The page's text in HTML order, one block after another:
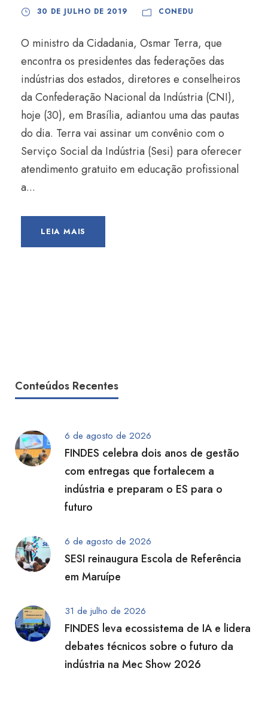
30 DE JULHO DE 2019 CONEDU
O ministro da Cidadania, Osmar Terra, que
encontra os presidentes das federações das
indústrias dos estados, diretores e conselheiros
da Confederação Nacional da Indústria (CNI),
hoje (30), em Brasília, adiantou uma das pautas
do dia. Terra vai assinar um convênio com o
Serviço Social da Indústria (Sesi) para oferecer
atendimento gratuito em educação profissional
a...
LEIA MAIS
Conteúdos Recentes
6 de agosto de 2026
FINDES celebra dois anos de gestão
com entregas que fortalecem a
indústria e preparam o ES para o
futuro
6 de agosto de 2026
SESI reinaugura Escola de Referência
em Maruípe
31 de julho de 2026
FINDES leva ecossistema de IA e lidera
debates técnicos sobre o futuro da
indústria na Mec Show 2026